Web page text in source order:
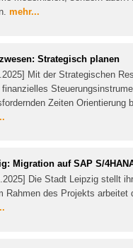
mehr...
Strategisch planen
Mit der Strategischen
finanzielles
Zeiten
Migration auf SAP S/
Die Stadt Leipzig stellt
Rahmen des Projekts arbeitet